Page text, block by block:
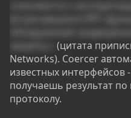
обнаружения
(цитата
Networks). Coercer
известных интерфейсов
получаешь результат
протоколу.